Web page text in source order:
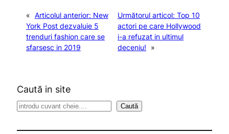
« Articolul anterior: New
York Post dezvaluie 5
trenduri fashion care se
sfarsesc in 2019
Următorul articol: Top 10
actori pe care Hollywood
i-a refuzat in ultimul
deceniu!
»
Caută in site
S
Caută